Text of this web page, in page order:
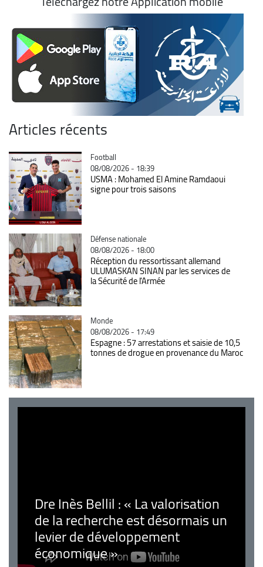
Articles récents
Catégorie
Football
08/08/2026 - 18:39
USMA : Mohamed El Amine Ramdaoui
signe pour trois saisons
Catégorie
Défense nationale
08/08/2026 - 18:00
Réception du ressortissant allemand
ULUMASKAN SINAN par les services de
la Sécurité de l’Armée
Catégorie
Monde
08/08/2026 - 17:49
Espagne : 57 arrestations et saisie de 10,5
tonnes de drogue en provenance du Maroc
Dre Inès Bellil : « La valorisation
de la recherche est désormais un
levier de développement
économique »